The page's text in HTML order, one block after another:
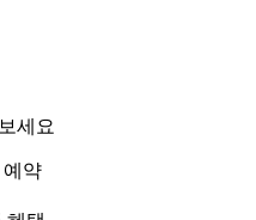
세요
예약